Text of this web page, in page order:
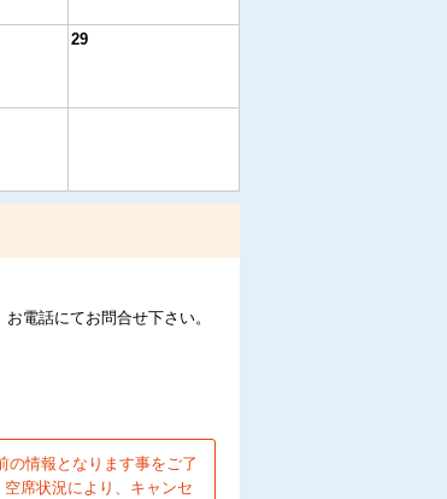
29
電話にてお問合せ下さい。
情報となります事をご了
席状況により、キャンセ